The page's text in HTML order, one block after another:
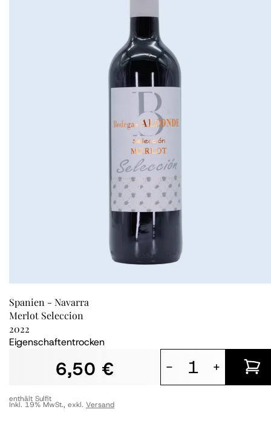
Spanien - Navarra
Merlot Seleccion
2022
Eigenschaftentrocken
6,50 €
Inkl. 19% MwSt., exkl. Versand
- +
enthält Sulfit